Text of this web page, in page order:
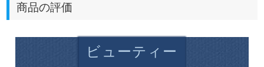
商品の評価
ビューティー